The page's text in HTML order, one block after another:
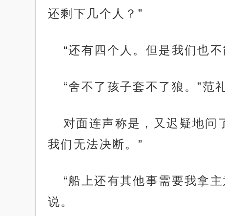
还剩下几个人？”
“还有四个人。但是我们也
“舍不了孩子套不了狼。”范
对面连声称是，又迟疑地问
我们无法决断。”
“船上还有其他事需要我拿
说。